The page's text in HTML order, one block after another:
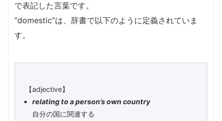
で表記した言葉です。
”domestic”は、辞書で以下のように定義されていま
す。
【adjective】
relating to a person’s own country
自分の国に関連する